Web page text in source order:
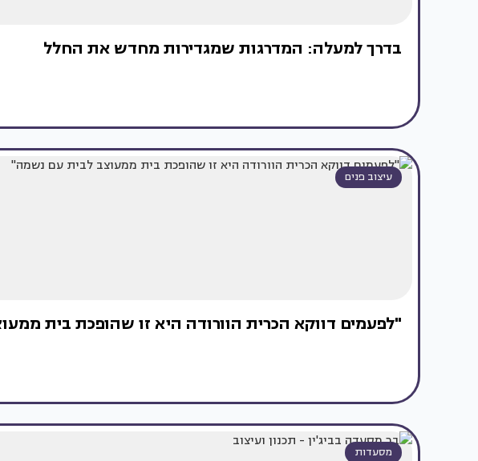
בדרך למעלה: המדרגות שמגדירות מחדש את החלל
עיצוב פנים
"לפעמים דווקא הכרית הוורודה היא זו שהופכת בית
מסעדות